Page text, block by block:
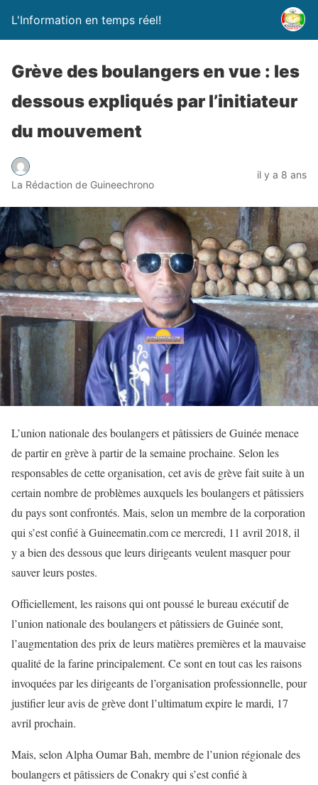
L'Information en temps réel!
Grève des boulangers en vue : les
dessous expliqués par l’initiateur
du mouvement
La Rédaction de Guineechrono
il y a 8 ans
L’union nationale des boulangers et pâtissiers de Guinée menace
de partir en grève à partir de la semaine prochaine. Selon les
responsables de cette organisation, cet avis de grève fait suite à un
certain nombre de problèmes auxquels les boulangers et pâtissiers
du pays sont confrontés. Mais, selon un membre de la corporation
qui s’est confié à Guineematin.com ce mercredi, 11 avril 2018, il
y a bien des dessous que leurs dirigeants veulent masquer pour
sauver leurs postes.
Officiellement, les raisons qui ont poussé le bureau exécutif de
l’union nationale des boulangers et pâtissiers de Guinée sont,
l’augmentation des prix de leurs matières premières et la mauvaise
qualité de la farine principalement. Ce sont en tout cas les raisons
invoquées par les dirigeants de l’organisation professionnelle, pour
justifier leur avis de grève dont l’ultimatum expire le mardi, 17
avril prochain.
Mais, selon Alpha Oumar Bah, membre de l’union régionale des
boulangers et pâtissiers de Conakry qui s’est confié à